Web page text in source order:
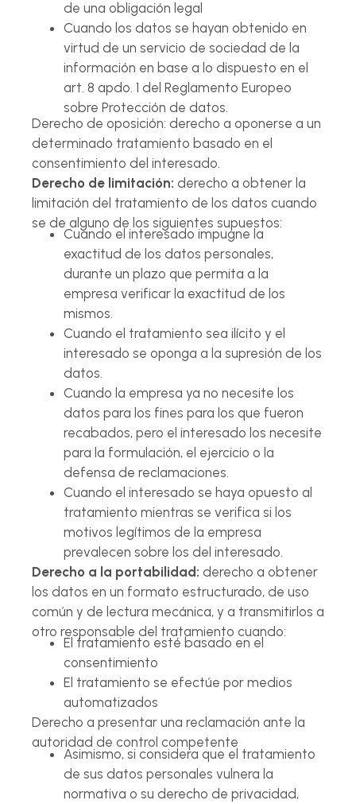
de una obligación legal
Cuando los datos se hayan obtenido en
virtud de un servicio de sociedad de la
información en base a lo dispuesto en el
art. 8 apdo. 1 del Reglamento Europeo
sobre Protección de datos.
Derecho de oposición: derecho a oponerse a un
determinado tratamiento basado en el
consentimiento del interesado.
Derecho de limitación: derecho a obtener la
limitación del tratamiento de los datos cuando
se de alguno de los siguientes supuestos:
Cuando el interesado impugne la
exactitud de los datos personales,
durante un plazo que permita a la
empresa verificar la exactitud de los
mismos.
Cuando el tratamiento sea ilícito y el
interesado se oponga a la supresión de los
datos.
Cuando la empresa ya no necesite los
datos para los fines para los que fueron
recabados, pero el interesado los necesite
para la formulación, el ejercicio o la
defensa de reclamaciones.
Cuando el interesado se haya opuesto al
tratamiento mientras se verifica si los
motivos legítimos de la empresa
prevalecen sobre los del interesado.
Derecho a la portabilidad: derecho a obtener
los datos en un formato estructurado, de uso
común y de lectura mecánica, y a transmitirlos a
otro responsable del tratamiento cuando:
El tratamiento esté basado en el
consentimiento
El tratamiento se efectúe por medios
automatizados
Derecho a presentar una reclamación ante la
autoridad de control competente
Asimismo, si considera que el tratamiento
de sus datos personales vulnera la
normativa o su derecho de privacidad,